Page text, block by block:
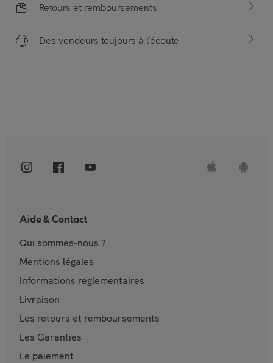
Retours et remboursements
Des vendeurs toujours à l’écoute
Aide & Contact
Qui sommes-nous ?
Mentions légales
Informations réglementaires
Livraison
Les retours et remboursements
Les Garanties
Le paiement